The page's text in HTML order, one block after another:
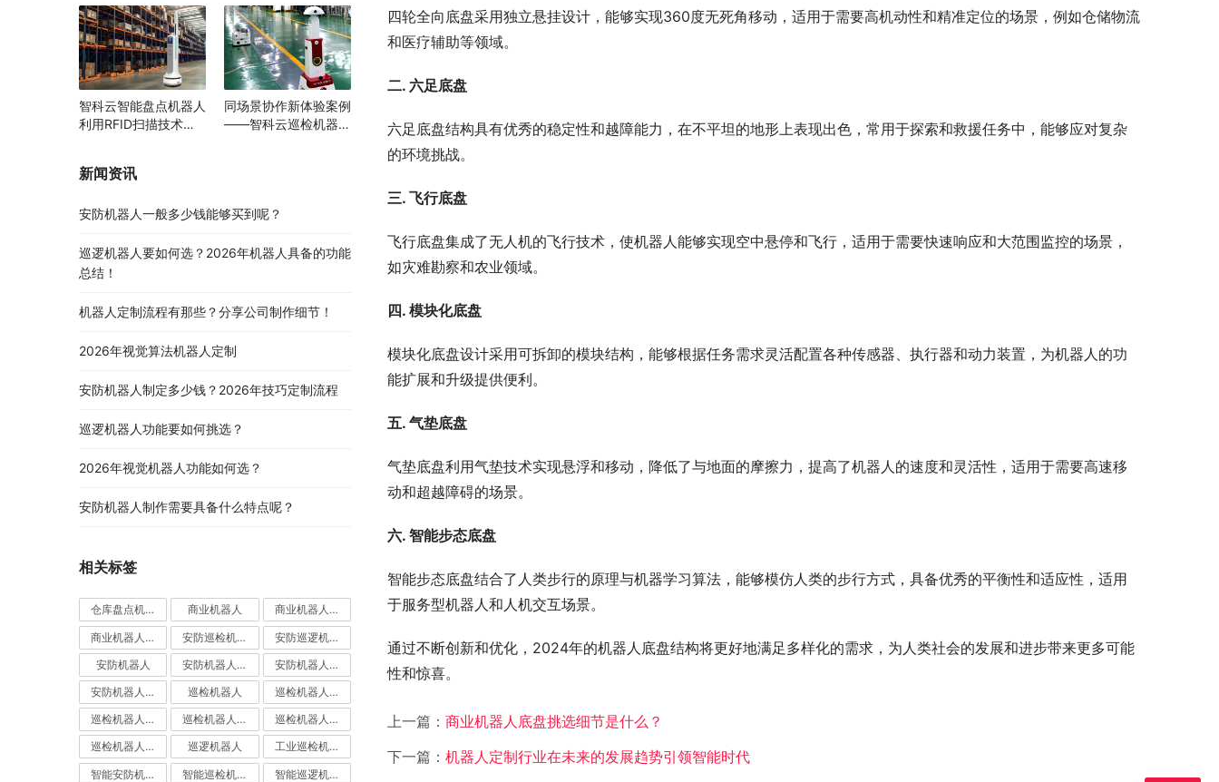
四轮全向底盘采用独立悬挂设计，能够实现360度无死角移动，适用于需要高机动性和精准定位的场景，例如仓储物流
和医疗辅助等领域。
二. 六足底盘
六足底盘结构具有优秀的稳定性和越障能力，在不平坦的地形上表现出色，常用于探索和救援任务中，能够应对复杂
的环境挑战。
三. 飞行底盘
飞行底盘集成了无人机的飞行技术，使机器人能够实现空中悬停和飞行，适用于需要快速响应和大范围监控的场景，
如灾难勘察和农业领域。
四. 模块化底盘
模块化底盘设计采用可拆卸的模块结构，能够根据任务需求灵活配置各种传感器、执行器和动力装置，为机器人的功
能扩展和升级提供便利。
五. 气垫底盘
气垫底盘利用气垫技术实现悬浮和移动，降低了与地面的摩擦力，提高了机器人的速度和灵活性，适用于需要高速移
动和超越障碍的场景。
六. 智能步态底盘
智能步态底盘结合了人类步行的原理与机器学习算法，能够模仿人类的步行方式，具备优秀的平衡性和适应性，适用
于服务型机器人和人机交互场景。
通过不断创新和优化，2024年的机器人底盘结构将更好地满足多样化的需求，为人类社会的发展和进步带来更多可能
性和惊喜。
上一篇： 商业机器人底盘挑选细节是什么？
下一篇： 机器人定制行业在未来的发展趋势引领智能时代
打造安全生产新范例
智科云智能盘点机器人
利用RFID扫描技术助
同场景协作新体验案例
——智科云巡检机器人
新闻资讯
安防机器人一般多少钱能够买到呢？
巡逻机器人要如何选？2026年机器人具备的功能
总结！
机器人定制流程有那些？分享公司制作细节！
2026年视觉算法机器人定制
安防机器人制定多少钱？2026年技巧定制流程
巡逻机器人功能要如何挑选？
2026年视觉机器人功能如何选？
安防机器人制作需要具备什么特点呢？
相关标签
仓库盘点机器人 商业机器人 商业机器人底盘
商业机器人底盘公司 安防巡检机器人 安防巡逻机器人
安防机器人 安防机器人价格 安防机器人公司
安防机器人定制 巡检机器人 巡检机器人价格
巡检机器人公司 巡检机器人厂家 巡检机器人定制
巡检机器人应用 巡逻机器人 工业巡检机器人
智能安防机器人 智能巡检机器人 智能巡逻机器人